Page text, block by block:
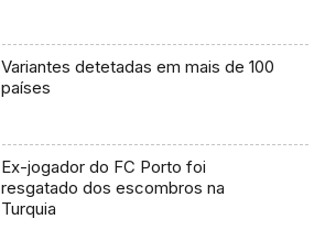
Variantes detetadas em mais de 100
países
Ex-jogador do FC Porto foi
resgatado dos escombros na
Turquia